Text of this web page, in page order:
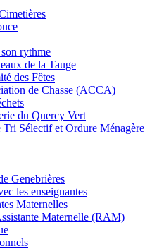
rythme
de la Tauge
des Fêtes
de Chasse (ACCA)
du Quercy Vert
Tri Sélectif et Ordure Ménagère
Genebrières
les enseignantes
Maternelles
Maternelle (RAM)